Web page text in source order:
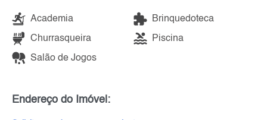
Academia Brinquedoteca
Churrasqueira Piscina
Salão de Jogos
Endereço do Imóvel: